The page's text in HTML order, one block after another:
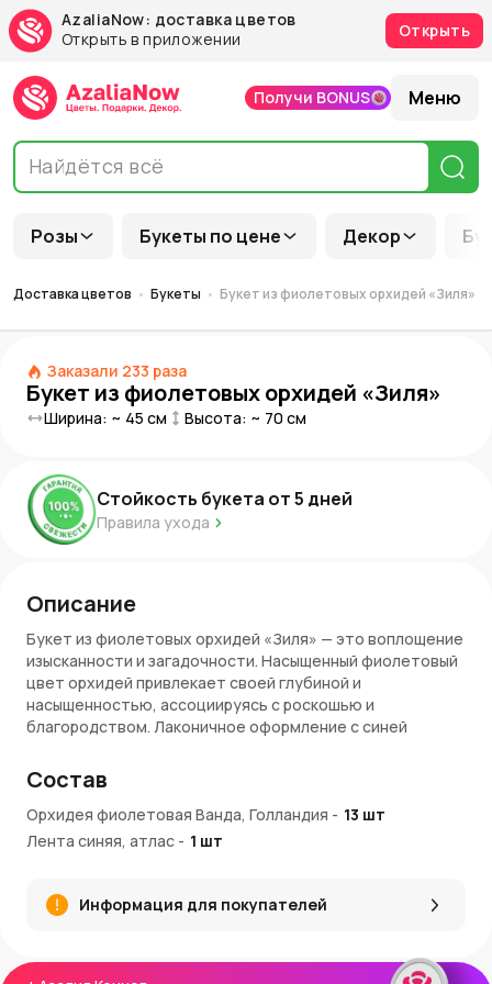
AzaliaNow: доставка цветов
Открыть в приложении
Открыть
Розы Букеты по цене Декор
Получи BONUS Меню
Доставка цветов Букеты Букет из фиолетовых орхидей «Зиля»
Заказали 233 раза
Букет из фиолетовых орхидей «Зиля»
Ширина: ~ 45 см Высота: ~ 70 см
Стойкость букета от5 дней
Правила ухода
Описание
Букет из фиолетовых орхидей «Зиля» — это воплощение
изысканности и загадочности. Насыщенный фиолетовый
цвет орхидей привлекает своей глубиной и
насыщенностью, ассоциируясь с роскошью и
благородством. Лаконичное оформление с синей
цветов, делая композицию стильной и элегантной. Этот
букет отлично подойдет для особых случаев, когда
хочется выразить чувства на высшем уровне.
Символика и особенности
Фиолетовая орхидея Ванда
уважение, утонченность и глубокие чувства. Ее
Сдержанная палитра
: насыщенный фиолетовый
Состав
Орхидея фиолетовая Ванда, Голландия - 13 шт
Лента синяя, атлас - 1 шт
Информация для покупателей